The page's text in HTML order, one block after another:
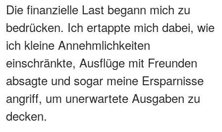
Die finanzielle Last begann mich zu
bedrücken. Ich ertappte mich dabei, wie
ich kleine Annehmlichkeiten
einschränkte, Ausflüge mit Freunden
absagte und sogar meine Ersparnisse
angriff, um unerwartete Ausgaben zu
decken.